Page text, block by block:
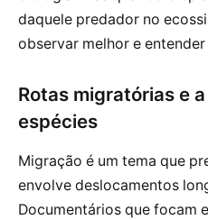
daquele predador no
observar melhor e
Rotas migratórias e
espécies
Migração é um tema que
envolve deslocamentos
Documentários que focam